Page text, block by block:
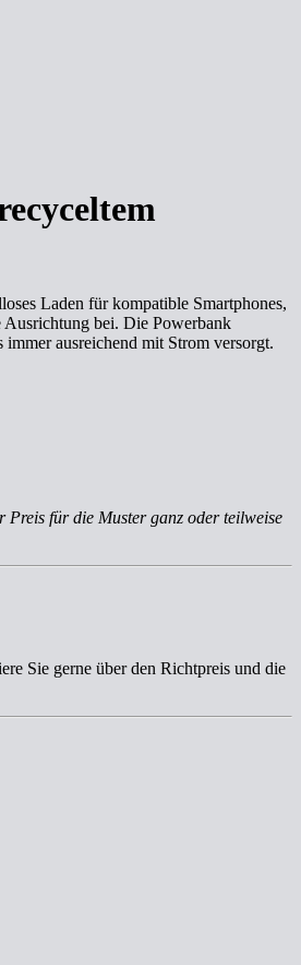
Laden für kompatible Smartphones,
bei. Die Powerbank
ausreichend mit Strom versorgt.
für die Muster ganz oder teilweise
Sie gerne über den Richtpreis und die